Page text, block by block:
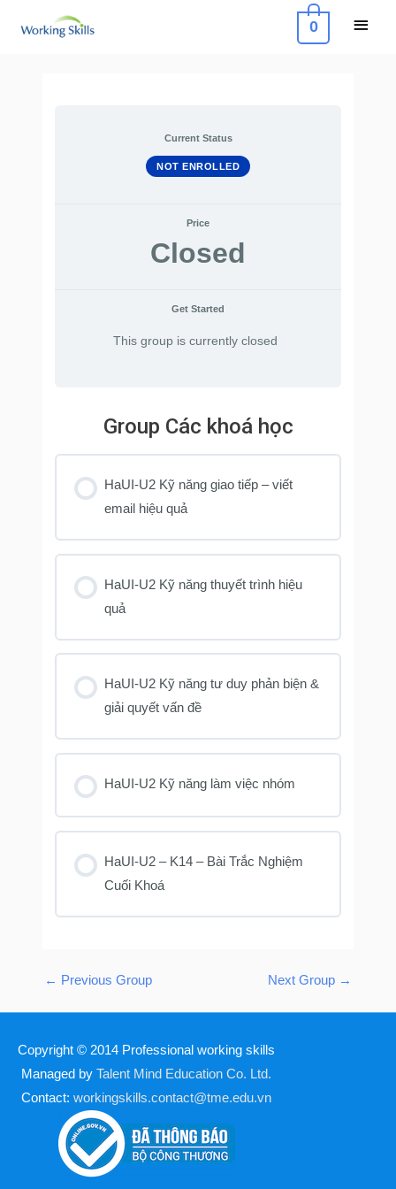
0
Current Status
NOT ENROLLED
Price
Closed
Get Started
This group is currently closed
Group Các khoá học
HaUI-U2 Kỹ năng giao tiếp – viết
email hiệu quả
0% COMPLETE 0/0 Steps
HaUI-U2 Kỹ năng thuyết trình hiệu
quả
0% COMPLETE 0/0 Steps
HaUI-U2 Kỹ năng tư duy phản biện &
giải quyết vấn đề
0% COMPLETE 0/0 Steps
HaUI-U2 Kỹ năng làm việc nhóm
0% COMPLETE 0/0 Steps
HaUI-U2 – K14 – Bài Trắc Nghiệm
Cuối Khoá
← Previous Group Next Group →
Copyright © 2014 Professional working skills
Managed by Talent Mind Education Co. Ltd.
Contact: workingskills.contact@tme.edu.vn